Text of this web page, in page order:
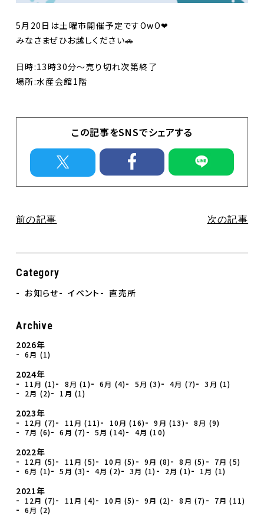
個人情報保護方針
5月20日は土曜市開催予定ですOwO❤
みなさまぜひお越しください🚗
日時:13時30分〜売り切れ次第終了
場所:水産会館1階
この記事をSNSでシェアする
前の記事 次の記事
Category
お知らせ イベント 直売所
Archive
2026年
6月 (1)
2024年
11月 (1) 8月 (1) 6月 (4) 5月 (3) 4月 (7)
3月 (1)
2月 (2)
1月 (1)
2023年
12月 (7) 11月 (11) 10月 (16) 9月 (13)
8月 (9)
7月 (6)
6月 (7) 5月 (14) 4月 (10)
2022年
12月 (5) 11月 (5) 10月 (5) 9月 (8) 8月 (5)
7月 (5)
6月 (1)
5月 (3) 4月 (2) 3月 (1) 2月 (1) 1月 (1)
2021年
12月 (7) 11月 (4) 10月 (5) 9月 (2) 8月 (7)
7月 (11)
6月 (2)